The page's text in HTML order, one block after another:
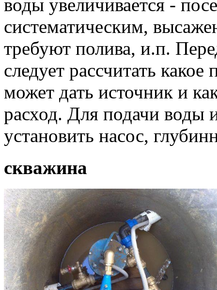
воды увеличивается -
систематическим,
требуют полива, и.п.
следует рассчитать
может дать источник и
расход. Для подачи воды
установить насос,
скважина